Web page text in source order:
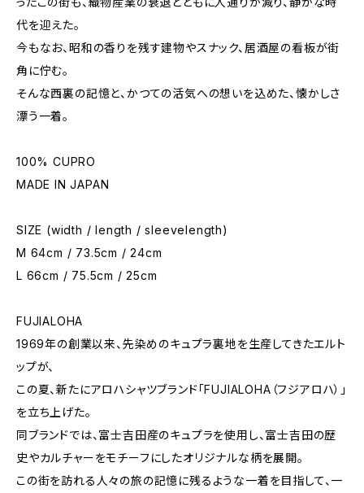
代を迎えた。
今もなお、昭和の香りを残す建物やスナック、居酒屋の看板が街
角に佇む。
そんな西裏の記憶と、かつての活気への想いを込めた、懐かしさ
漂う一着。
100% CUPRO
MADE IN JAPAN
SIZE (width / length / sleevelength)
M 64cm / 73.5cm / 24cm
L 66cm / 75.5cm / 25cm
FUJIALOHA
1969年の創業以来、先染めのキュプラ裏地を生産してきたエルト
ップが、
この夏、新たにアロハシャツブランド「FUJIALOHA（フジアロハ）」
を立ち上げた。
同ブランドでは、富士吉田産のキュプラを使用し、富士吉田の歴
史やカルチャーをモチーフにしたオリジナルな柄を展開。
この街を訪れる人々の旅の記憶に残るような一着を目指して、一